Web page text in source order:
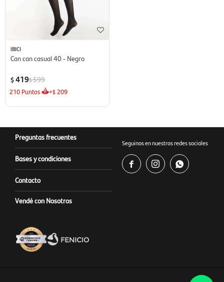
IBICI
Can can casual 40 - Negro
$419$599
210 Puntos +$ 209
Preguntas frecuentes
Bases y condiciones
Contacto
Vendé con Nosotros
Seguinos en nuestras redes sociales
  